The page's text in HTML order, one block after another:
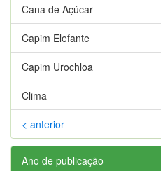
Cana de Açúcar
Capim Elefante
Capim Urochloa
Clima
< anterior
Ano de publicação